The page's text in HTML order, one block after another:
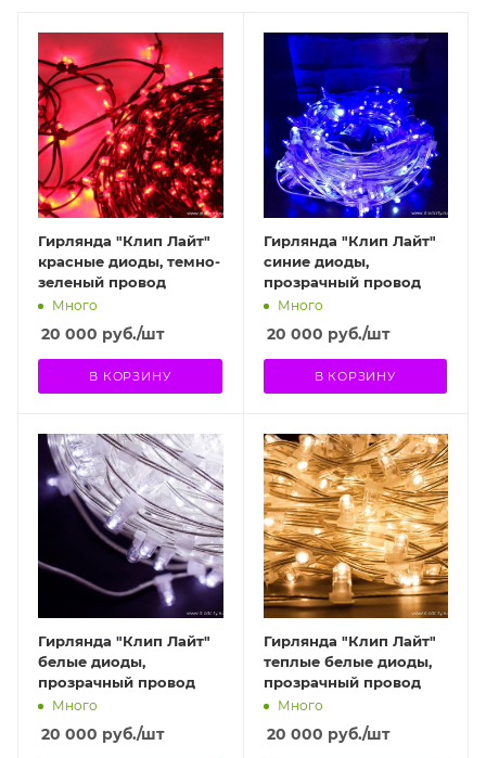
Гирлянда "Клип Лайт"
красные диоды, темно-
зеленый провод
Много
20 000 руб./шт
В КОРЗИНУ
Гирлянда "Клип Лайт"
синие диоды,
прозрачный провод
Много
20 000 руб./шт
В КОРЗИНУ
Гирлянда "Клип Лайт"
белые диоды,
прозрачный провод
Много
20 000 руб./шт
Гирлянда "Клип Лайт"
теплые белые диоды,
прозрачный провод
Много
20 000 руб./шт